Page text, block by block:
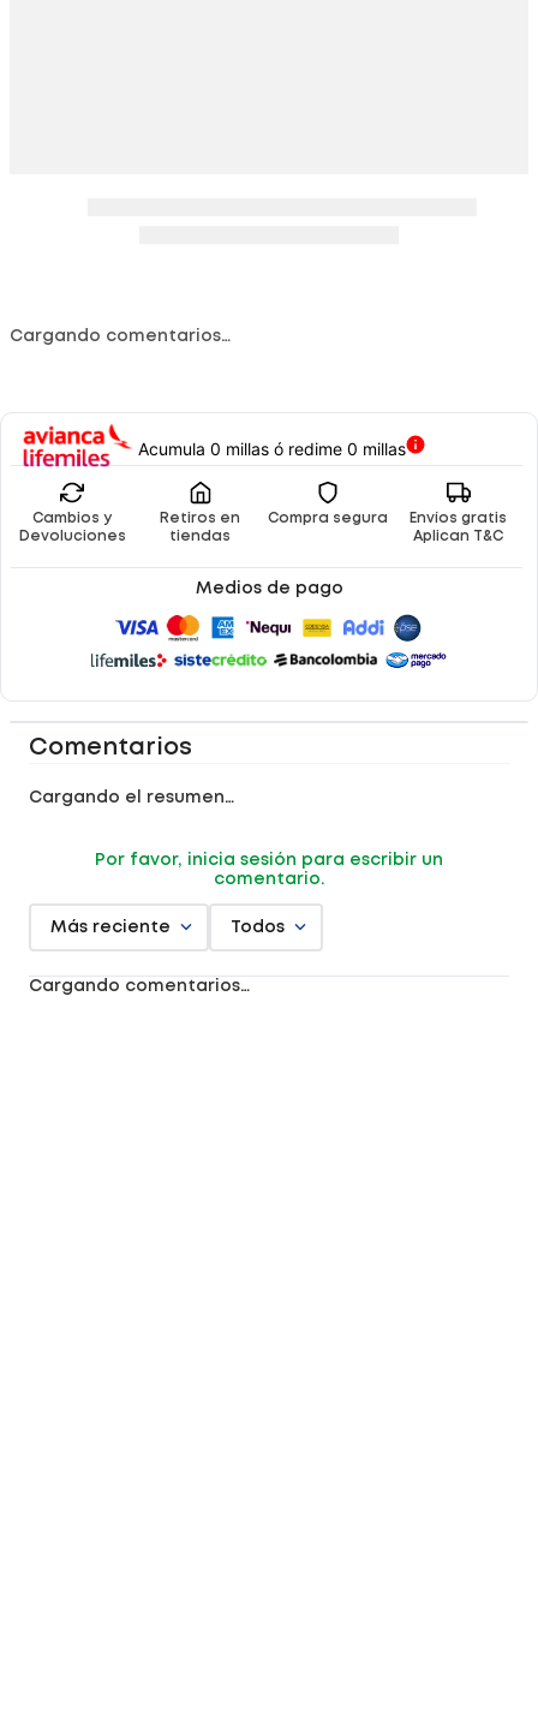
Cargando comentarios…
Acumula 0 millas ó redime 0 millas
Cambios y
Devoluciones
Retiros en
tiendas
Compra segura
Envíos gratis
Aplican T&C
Medios de pago
Comentarios
Cargando el resumen…
Por favor, inicia sesión para escribir un
comentario.
Más reciente Todos
Cargando comentarios…